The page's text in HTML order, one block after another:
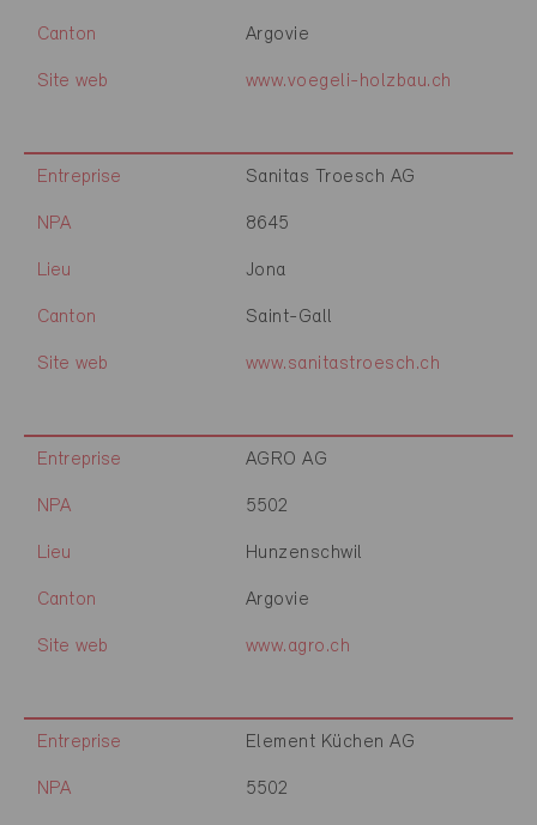
Canton Argovie
Site web www.voegeli-holzbau.ch
Entreprise Sanitas Troesch AG
NPA 8645
Lieu Jona
Canton Saint-Gall
Site web www.sanitastroesch.ch
Entreprise AGRO AG
NPA 5502
Lieu Hunzenschwil
Canton Argovie
Site web www.agro.ch
Entreprise Element Küchen AG
NPA 5502